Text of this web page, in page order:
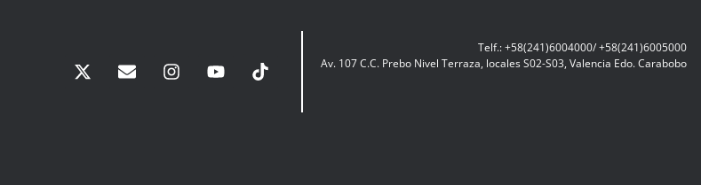
Telf.: +58(241)6004000/ +58(241)6005000
Av. 107 C.C. Prebo Nivel Terraza, locales S02-S03, Valencia Edo. Carabobo